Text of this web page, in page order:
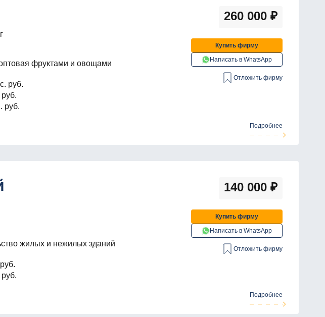
260 000 ₽
фруктами и овощами
руб.
руб.
Купить фирму
Написать в WhatsApp
Отложить фирму
Подробнее
140 000 ₽
жилых и нежилых зданий
Купить фирму
Написать в WhatsApp
Отложить фирму
Подробнее